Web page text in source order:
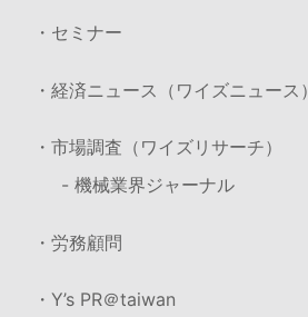
・セミナー
・経済ニュース（ワイズニュース）
・市場調査（ワイズリサーチ）
- 機械業界ジャーナル
・労務顧問
・Y’s PR＠taiwan